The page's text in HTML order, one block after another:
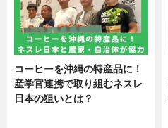
コーヒーを沖縄の特産品に！
産学官連携で取り組むネスレ
日本の狙いとは？